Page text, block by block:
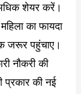
शेयर करें।
का फायदा
जरूर पहुंचाए।
नौकरी की
प्रकार की नई